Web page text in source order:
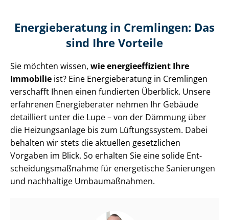
Energieberatung in Cremlingen: Das
sind Ihre Vorteile
Sie möchten wissen, wie en­er­gie­ef­fi­zi­ent Ihre
Immobilie ist? Eine Energieberatung in Cremlingen
verschafft Ihnen einen fundierten Überblick. Unsere
erfahrenen Energieberater nehmen Ihr Gebäude
detailliert unter die Lupe – von der Dämmung über
die Heizungsanlage bis zum Lüftungssystem. Dabei
behalten wir stets die aktuellen gesetzlichen
Vorgaben im Blick. So erhalten Sie eine solide Ent­
schei­dungs­maß­nah­me für energetische Sanierungen
und nachhaltige Umbaumaßnahmen.